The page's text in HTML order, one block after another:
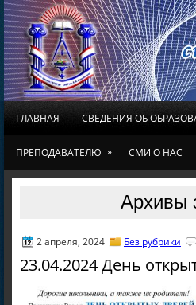
ГЛАВНАЯ СВЕДЕНИЯ ОБ
ПРЕПОДАВАТЕЛЮ » СМИ О НАС
Архивы
2 апреля, 2024 Без рубрики
23.04.2024 День